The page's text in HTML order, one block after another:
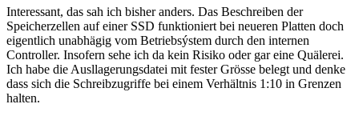
Interessant, das sah ich bisher anders. Das Beschreiben der
Speicherzellen auf einer SSD funktioniert bei neueren Platten doch
eigentlich unabhägig vom Betriebsýstem durch den internen
Controller. Insofern sehe ich da kein Risiko oder gar eine Quälerei.
Ich habe die Ausllagerungsdatei mit fester Grösse belegt und denke
dass sich die Schreibzugriffe bei einem Verhältnis 1:10 in Grenzen
halten.